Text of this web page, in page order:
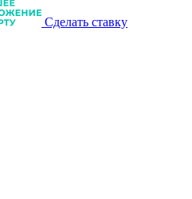
Сделать ставку